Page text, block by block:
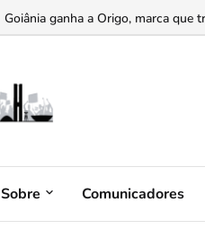
Goiânia ganha a Origo, marca que
Sobre Comunicadores